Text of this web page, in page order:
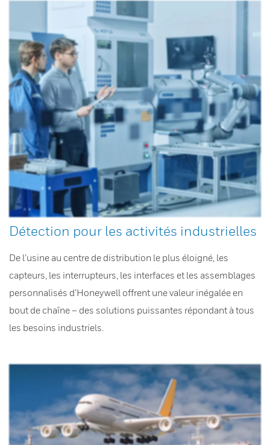
Détection pour les activités industrielles
De l’usine au centre de distribution le plus éloigné, les
capteurs, les interrupteurs, les interfaces et les assemblages
personnalisés d’Honeywell offrent une valeur inégalée en
bout de chaîne – des solutions puissantes répondant à tous
les besoins industriels.